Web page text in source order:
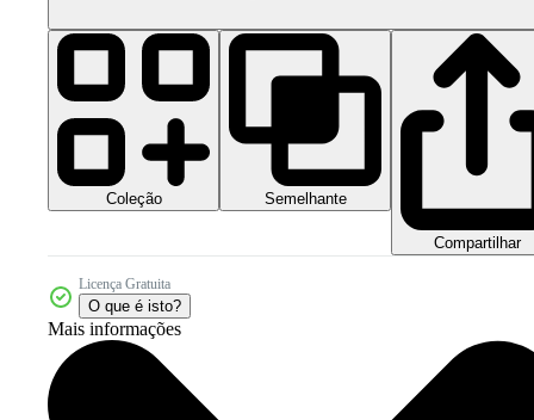
Coleção Semelhante
Compartilhar
Licença Gratuita
O que é isto?
Mais informações